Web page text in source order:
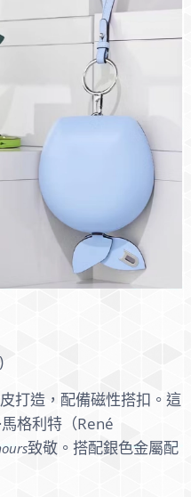
打造，配備磁性搭扣。這
格利特（René
致敬。搭配銀色金屬配